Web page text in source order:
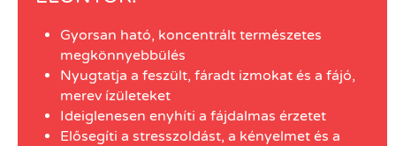
Gyorsan ható, koncentrált természetes
megkönnyebbülés
Nyugtatja a feszült, fáradt izmokat és a fájó,
merev ízületeket
Ideiglenesen enyhíti a fájdalmas érzetet
Elősegíti a stresszoldást, a kényelmet és a